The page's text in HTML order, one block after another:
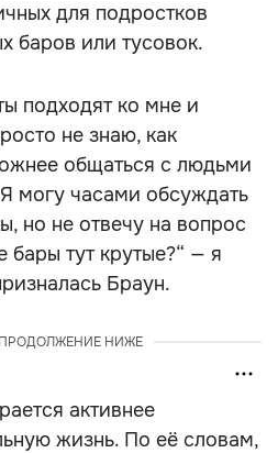
для подростков
баров или тусовок.
подходят ко мне и
не знаю, как
общаться с людьми
могу часами обсуждать
но не отвечу на вопрос
бары тут крутые?“ — я
Браун.
НИЖЕ
активнее
жизнь. По её словам,